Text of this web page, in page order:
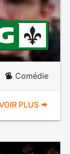
Comédie
PLUS